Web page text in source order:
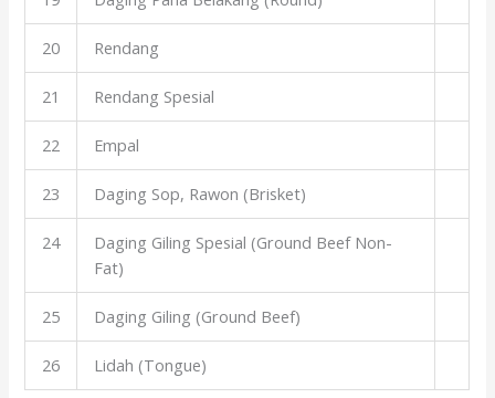
20 Rendang
21 Rendang Spesial
22 Empal
23 Daging Sop, Rawon (Brisket)
24
Daging Giling Spesial (Ground Beef Non-
Fat)
25 Daging Giling (Ground Beef)
26 Lidah (Tongue)